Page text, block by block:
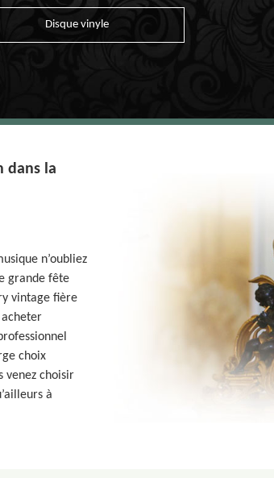
Disque vinyle
dans la
n’oubliez
grande fête
vintage fière
choix
venez choisir
à